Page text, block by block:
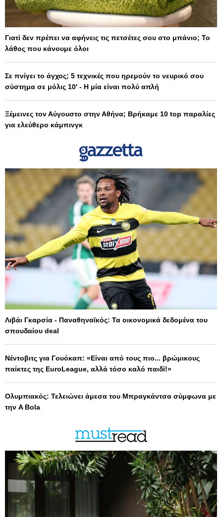
Γιατί δεν πρέπει να αφήνεις τις πετσέτες σου στο μπάνιο; Το
λάθος που κάνουμε όλοι
Σε πνίγει το άγχος; 5 τεχνικές που ηρεμούν το νευρικό σου
σύστημα σε μόλις 10' - Η μία είναι πολύ απλή
Ξέμεινες τον Αύγουστο στην Αθήνα; Βρήκαμε 10 top παραλίες
για ελεύθερο κάμπινγκ
Λιβάι Γκαρσία - Παναθηναϊκός: Τα οικονομικά δεδομένα του
σπουδαίου deal
Νέντοβιτς για Γουόκαπ: «Είναι από τους πιο... βρώμικους
παίκτες της EuroLeague, αλλά τόσο καλό παιδί!»
Ολυμπιακός: Τελειώνει άμεσα του Μπραγκάντσα σύμφωνα με
την A Bola